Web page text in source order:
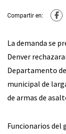
Compartir en:
La demanda se
Denver
Departamento
municipal de
de armas de
Funcionarios del